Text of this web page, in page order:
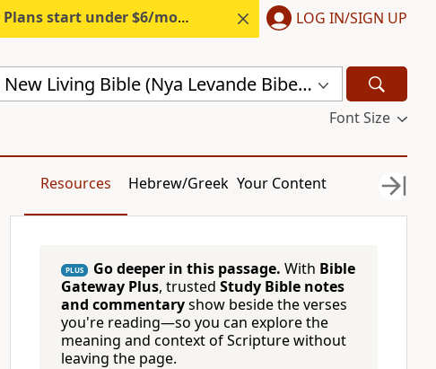
Plans start under $6/month. Start free. LOG IN/SIGN UP
Swedish New Living Bible (Nya Levande Bibeln) (SVL)
Font Size
Resources Hebrew/Greek Your Content
PLUS Go deeper in this passage. With Bible
Gateway Plus, trusted Study Bible notes
and commentaryshow beside the verses
you're reading—so you can explore the
meaning and context of Scripture without
leaving the page.